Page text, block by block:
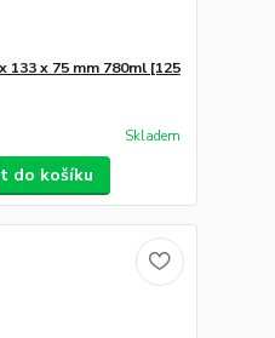
133 x 75 mm 780ml [125
Skladem
do košíku